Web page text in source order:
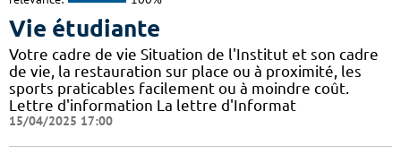
Vie étudiante
Votre cadre de vie Situation de l'Institut et son cadre
de vie, la restauration sur place ou à proximité, les
sports praticables facilement ou à moindre coût.
Lettre d'information La lettre d'Informat
15/04/2025 17:00